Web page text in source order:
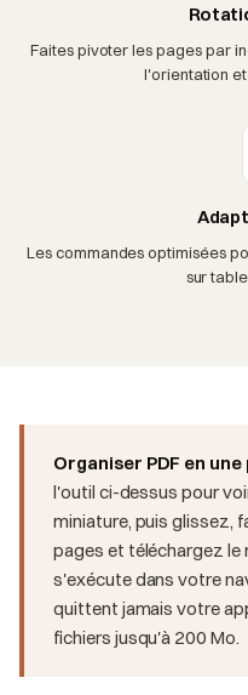
Faites pivoter les pages par
l'orientation
Les commandes optimisées
sur
Organiser PDF en une
l'outil ci-dessus pour
miniature, puis glissez,
pages et téléchargez le
s'exécute dans votre
quittent jamais votre
fichiers jusqu'à 200 Mo.